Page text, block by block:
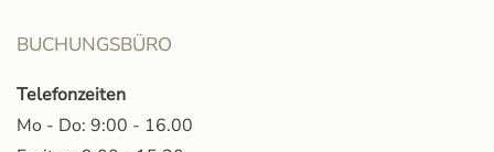
BUCHUNGSBÜRO
Telefonzeiten
Mo - Do: 9:00 - 16.00